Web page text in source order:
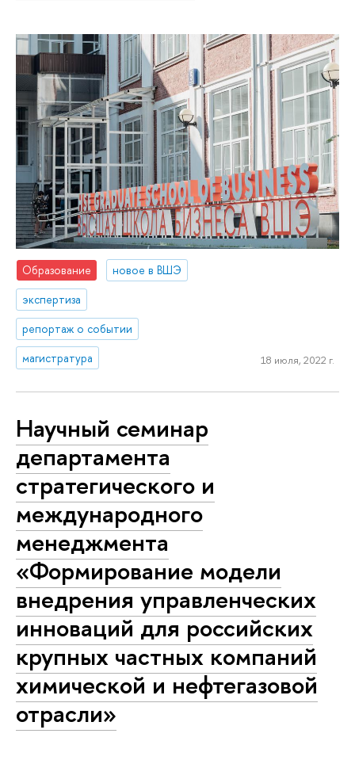
Образование
новое в ВШЭ
экспертиза
репортаж о событии
магистратура
18 июля, 2022 г.
Научный семинар
департамента
стратегического и
международного
менеджмента
«Формирование модели
внедрения управленческих
инноваций для российских
крупных частных компаний
химической и нефтегазовой
отрасли»